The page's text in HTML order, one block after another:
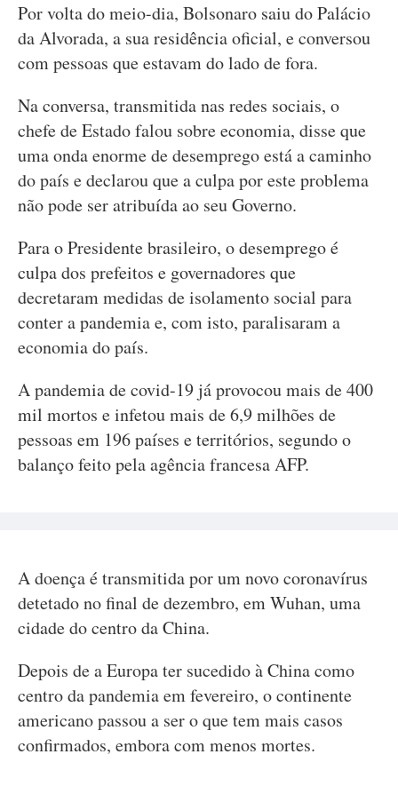
Por volta do meio-dia, Bolsonaro saiu do Palácio
da Alvorada, a sua residência oficial, e conversou
com pessoas que estavam do lado de fora.
Na conversa, transmitida nas redes sociais, o
chefe de Estado falou sobre economia, disse que
uma onda enorme de desemprego está a caminho
do país e declarou que a culpa por este problema
não pode ser atribuída ao seu Governo.
Para o Presidente brasileiro, o desemprego é
culpa dos prefeitos e governadores que
decretaram medidas de isolamento social para
conter a pandemia e, com isto, paralisaram a
economia do país.
A pandemia de covid-19 já provocou mais de 400
mil mortos e infetou mais de 6,9 milhões de
pessoas em 196 países e territórios, segundo o
balanço feito pela agência francesa AFP.
A doença é transmitida por um novo coronavírus
detetado no final de dezembro, em Wuhan, uma
cidade do centro da China.
Depois de a Europa ter sucedido à China como
centro da pandemia em fevereiro, o continente
americano passou a ser o que tem mais casos
confirmados, embora com menos mortes.